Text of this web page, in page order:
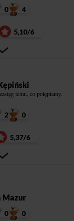
0 4
5,10/6
temu, co potępiamy.
2 0
5,37/6
Mazur
0 0